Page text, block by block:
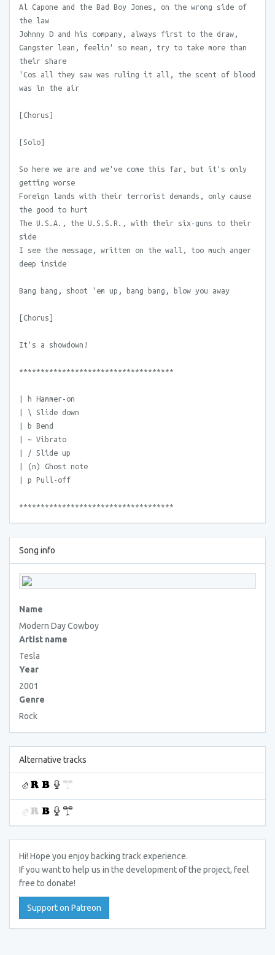
Al Capone and the Bad Boy Jones, on the wrong side of
the law
Johnny D and his company, always first to the draw,
Gangster lean, feelin' so mean, try to take more than
their share
'Cos all they saw was ruling it all, the scent of blood
was in the air
[Chorus]
[Solo]
So here we are and we've come this far, but it's only
getting worse
Foreign lands with their terrorist demands, only cause
the good to hurt
The U.S.A., the U.S.S.R., with their six-guns to their
side
I see the message, written on the wall, too much anger
deep inside
Bang bang, shoot 'em up, bang bang, blow you away
[Chorus]
It's a showdown!
************************************
| h Hammer-on
| \ Slide down
| b Bend
| ~ Vibrato
| / Slide up
| (n) Ghost note
| p Pull-off
************************************
Song info
Name
Modern Day Cowboy
Artist name
Tesla
Year
2001
Genre
Rock
Alternative tracks
Hi! Hope you enjoy backing track experience.
If you want to help us in the development of the project, feel
free to donate!
Support on Patreon